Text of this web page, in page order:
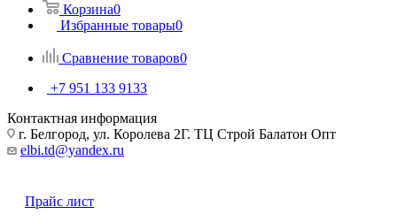
Корзина0
Избранные товары0
Сравнение товаров0
+7 951 133 9133
Контактная информация
г. Белгород, ул. Королева 2Г. ТЦ Строй Балатон Опт
elbi.td@yandex.ru
Прайс лист